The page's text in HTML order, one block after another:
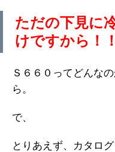
ただの下見に
けですから！！
Ｓ６６０ってどんな
ら。
で、
とりあえず、カタロ